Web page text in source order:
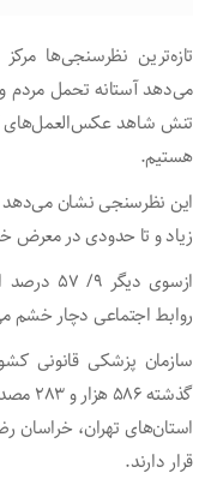
تازه‌ترین نظرسنجی‌ها
می‌دهد آستانه تحمل مردم
تنش شاهد عکس‌العمل‌های
هستیم.
زیاد و تا حدودی در معرض
ازسوی
روابط اجتماعی دچار خشم
سازمان پزشکی قانونی
استان‌های تهران، خراسان
قرار دارند.